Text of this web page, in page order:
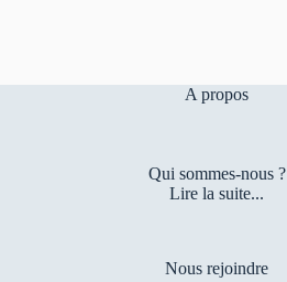
A propos
Qui sommes-nous ?
Lire la suite...
Nous rejoindre